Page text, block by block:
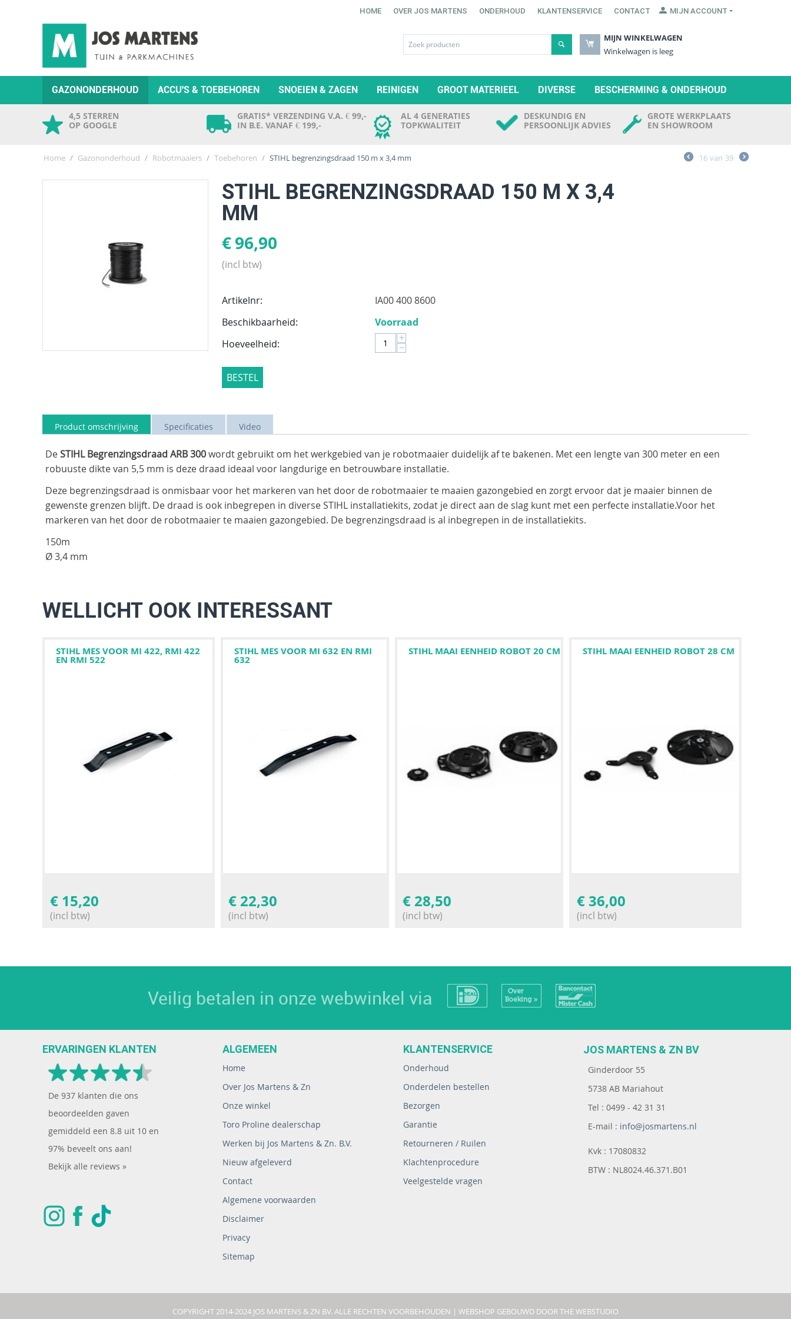
HOME OVER JOS MARTENS ONDERHOUD KLANTENSERVICE CONTACT MIJN ACCOUNT
MIJN WINKELWAGEN
Winkelwagen is leeg
GAZONONDERHOUD ACCU'S & TOEBEHOREN SNOEIEN & ZAGEN REINIGEN GROOT MATERIEEL DIVERSE BESCHERMING & ONDERHOUD
4,5 STERREN
OP GOOGLE
GRATIS* VERZENDING V.A. € 99,-
IN B.E. VANAF € 199,-
AL 4 GENERATIES
TOPKWALITEIT
DESKUNDIG EN
PERSOONLIJK ADVIES
GROTE WERKPLAATS
EN SHOWROOM
Home / Gazononderhoud / Robotmaaiers / Toebehoren / STIHL begrenzingsdraad 150 m x 3,4 mm 16 van 39
STIHL BEGRENZINGSDRAAD 150 M X 3,4
MM
€96,90
(incl btw)
Artikelnr:
IA00 400 8600
Beschikbaarheid:
Voorraad
Hoeveelheid:
+
−
BESTEL
Product omschrijving Specificaties Video
DeSTIHL Begrenzingsdraad ARB 300wordt gebruikt om het werkgebied van je robotmaaier duidelijk af te bakenen. Met een lengte van 300 meter en een
robuuste dikte van 5,5 mm is deze draad ideaal voor langdurige en betrouwbare installatie.
Deze begrenzingsdraad is onmisbaar voor het markeren van het door de robotmaaier te maaien gazongebied en zorgt ervoor dat je maaier binnen de
gewenste grenzen blijft. De draad is ook inbegrepen in diverse STIHL installatiekits, zodat je direct aan de slag kunt met een perfecte installatie.Voor het
markeren van het door de robotmaaier te maaien gazongebied. De begrenzingsdraad is al inbegrepen in de installatiekits.
150m
Ø 3,4 mm
WELLICHT OOK INTERESSANT
STIHL MES VOOR MI 422, RMI 422
EN RMI 522
€ 15,20
(incl btw)
STIHL MES VOOR MI 632 EN RMI
632
€ 22,30
(incl btw)
STIHL MAAI EENHEID ROBOT 20 CM
€ 28,50
(incl btw)
STIHL MAAI EENHEID ROBOT 28 CM
€ 36,00
(incl btw)
Veilig betalen in onze webwinkel via
ERVARINGEN KLANTEN
De 937 klanten die ons
beoordeelden gaven
gemiddeld een 8.8 uit 10 en
97% beveelt ons aan!
Bekijk alle reviews »
ALGEMEEN
Home
Over Jos Martens & Zn
Onze winkel
Toro Proline dealerschap
Werken bij Jos Martens & Zn. B.V.
Nieuw afgeleverd
Contact
Algemene voorwaarden
Disclaimer
Privacy
Sitemap
KLANTENSERVICE
Onderhoud
Onderdelen bestellen
Bezorgen
Garantie
Retourneren / Ruilen
Klachtenprocedure
Veelgestelde vragen
JOS MARTENS & ZN BV
Ginderdoor 55
5738 AB Mariahout
Tel : 0499 - 42 31 31
E-mail : info@josmartens.nl
Kvk : 17080832
BTW : NL8024.46.371.B01
COPYRIGHT 2014-2024 JOS MARTENS & ZN BV. ALLE RECHTEN VOORBEHOUDEN | WEBSHOP GEBOUWD DOOR THE WEBSTUDIO